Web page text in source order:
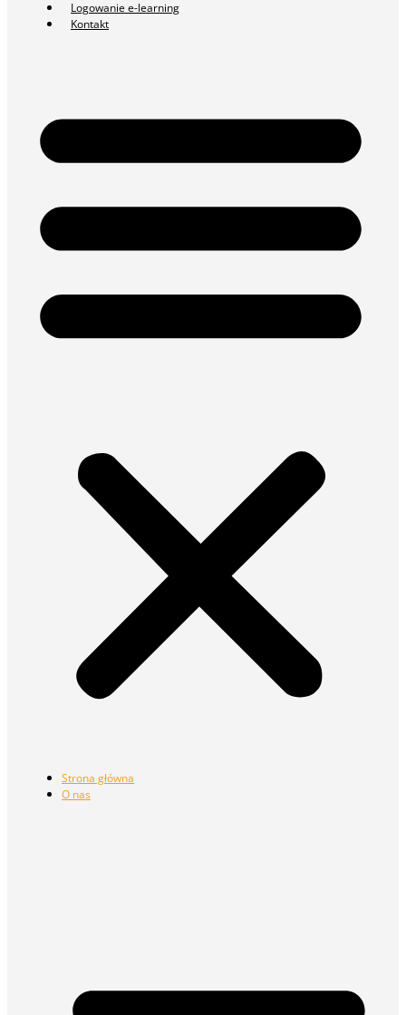
Logowanie e-learning
Kontakt
Strona główna
O nas